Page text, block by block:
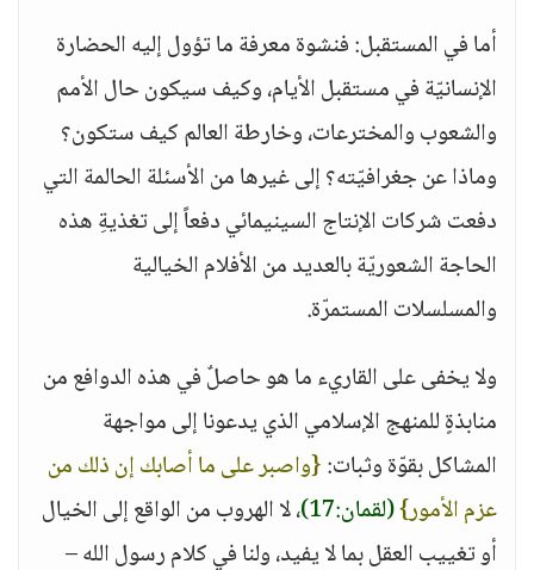
أما في المستقبل: فنشوة معرفة ما تؤول إليه الحضارة
الإنسانيّة في مستقبل الأيام، وكيف سيكون حال الأمم
والشعوب والمخترعات، وخارطة العالم كيف ستكون؟
وماذا عن جغرافيّته؟ إلى غيرها من الأسئلة الحالمة التي
دفعت شركات الإنتاج السينيمائي دفعاً إلى تغذيةِ هذه
الحاجة الشعوريّة بالعديد من الأفلام الخيالية
والمسلسلات المستمرّة.
ولا يخفى على القاريء ما هو حاصلٌ في هذه الدوافع من
منابذةٍ للمنهج الإسلامي الذي يدعونا إلى مواجهة
المشاكل بقوّة وثبات:{واصبر على ما أصابك إن ذلك من
عزم الأمور}(لقمان:17)
، لا الهروب من الواقع إلى الخيال
أو تغييب العقل بما لا يفيد، ولنا في كلام رسول الله –